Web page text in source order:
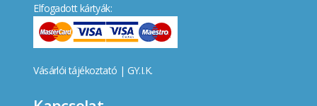
Elfogadott kártyák:
Vásárlói tájékoztató | GY.I.K.